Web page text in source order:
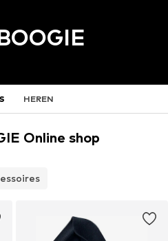
HEREN
Online shop